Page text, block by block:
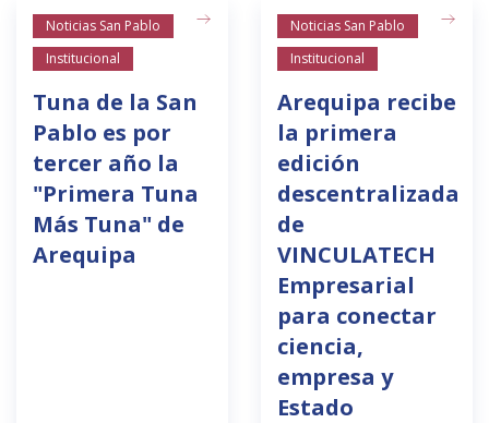
Noticias San Pablo
Institucional
Tuna de la San
Pablo es por
tercer año la
"Primera Tuna
Más Tuna" de
Arequipa
Noticias San Pablo
Institucional
Arequipa recibe
la primera
edición
descentralizada
de
VINCULATECH
Empresarial
para conectar
ciencia,
empresa y
Estado